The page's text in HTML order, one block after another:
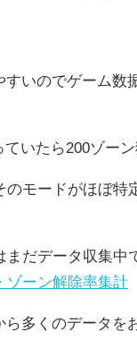
いのでゲーム数
いたら200ゾー
モードがほぼ特
だデータ収集中
ーン解除率集計
ら多くのデータを